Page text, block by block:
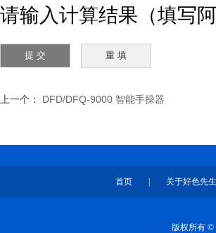
请输入计算结果（填写
上一个： DFD/DFQ-9000 智能手操器
首页 关于好色先
版权所有 ©